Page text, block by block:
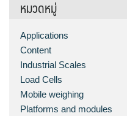
หมวดหมู่
Applications
Content
Industrial Scales
Load Cells
Mobile weighing
Platforms and modules